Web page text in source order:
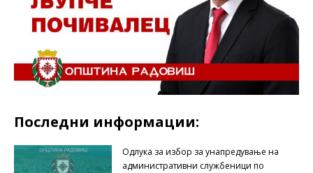
Последни информации:
Одлука за избор за унапредување на
административни службеници по